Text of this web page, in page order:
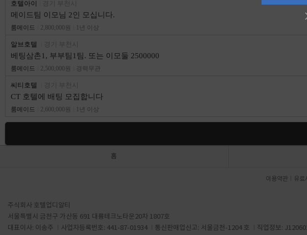
호텔아이 경기 부천시
메이드팀 이모님 2인 모십니다.
룸메이드 2,800,000원 1년 이상
알브호텔 경기 부천시
베팅삼촌1, 부부팀1팀. 또는 이모둘 2500000
룸메이드 2,500,000원 경력무관
씨티호텔 경기 부천시
CT 호텔에 배팅 모집합니다
룸메이드 2,600,000원 1년 이상
홈
이용약관 유료
주식회사 호텔업디알티
서울특별시 금천구 가산동 691 대륭테크노타운20차 1807호
대표이사: 이송주
사업자등록번호: 441-87-01934 통신판매업신고: 서울금천-1204 호 직업정보: